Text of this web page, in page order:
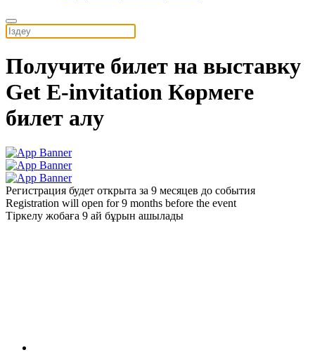
Получите билет на выставку
Get E-invitation Көрмеге
билет алу
Регистрация будет открыта за 9 месяцев до события
Registration will open for 9 months before the event
Тіркелу жобаға 9 ай бұрын ашылады